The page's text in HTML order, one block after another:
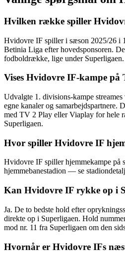
Hvilken række spiller
Hvidovre IF spiller i sæson 2025/26 i
Betinia Liga efter hovedsponsoren.
fodboldrække, lige under Superligaen.
Vises Hvidovre IF-kampe på
Udvalgte 1. divisions-kampe
egne kanaler og samarbejdspartnere.
med TV 2 Play eller Viaplay for hele
Superligaen.
Hvor spiller Hvidovre IF
Hvidovre IF spiller hjemmekampe på
hjemmebanestadion — se
Kan Hvidovre IF rykke op i
Ja. De to bedste hold efter
direkte op i Superligaen. Hold
mod nr. 11 fra Superligaen om den
Hvornår er Hvidovre IFs